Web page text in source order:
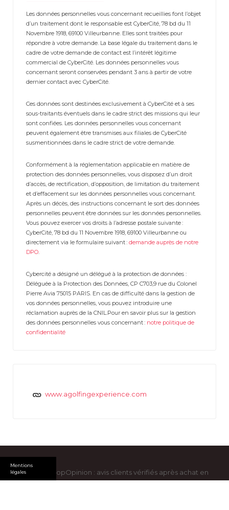
Mentions
légales
Les données personnelles vous concernant recueillies font l’objet
d’un traitement dont le responsable est CyberCité, 78 bd du 11
Novembre 1918, 69100 Villeurbanne. Elles sont traitées pour
répondre à votre demande. La base légale du traitement dans le
cadre de votre demande de contact est l’intérêt légitime
commercial de CyberCité. Les données personnelles vous
concernant seront conservées pendant 3 ans à partir de votre
dernier contact avec CyberCité.
Ces données sont destinées exclusivement à CyberCité et à ses
sous-traitants éventuels dans le cadre strict des missions qui leur
sont confiées. Les données personnelles vous concernant
peuvent également être transmises aux filiales de CyberCité
susmentionnées dans le cadre strict de votre demande.
Conformément à la réglementation applicable en matière de
protection des données personnelles, vous disposez d’un droit
d’accès, de rectification, d’opposition, de limitation du traitement
et d’effacement sur les données personnelles vous concernant.
Après un décès, des instructions concernant le sort des données
personnelles peuvent être données sur les données personnelles.
Vous pouvez exercer vos droits à l’adresse postale suivante :
CyberCité, 78 bd du 11 Novembre 1918, 69100 Villeurbanne ou
directement via le formulaire suivant : demande auprès de notre
DPO
Cybercité a désigné un délégué à la protection de données :
Déléguée à la Protection des Données, CP C703,9 rue du Colonel
Pierre Avia 75015 PARIS. En cas de difficulté dans la gestion de
vos données personnelles, vous pouvez introduire une
réclamation auprès de la CNIL.Pour en savoir plus sur la gestion
des données personnelles vous concernant : notre politique de
confidentialité
www.agolfingexperience.com
Copyright ShopOpinion : avis clients vérifiés après achat en